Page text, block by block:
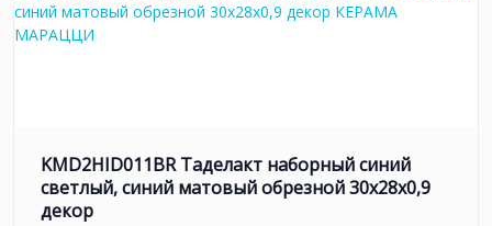
KMD2HID011BR Таделакт наборный синий
светлый, синий матовый обрезной 30x28x0,9
декор